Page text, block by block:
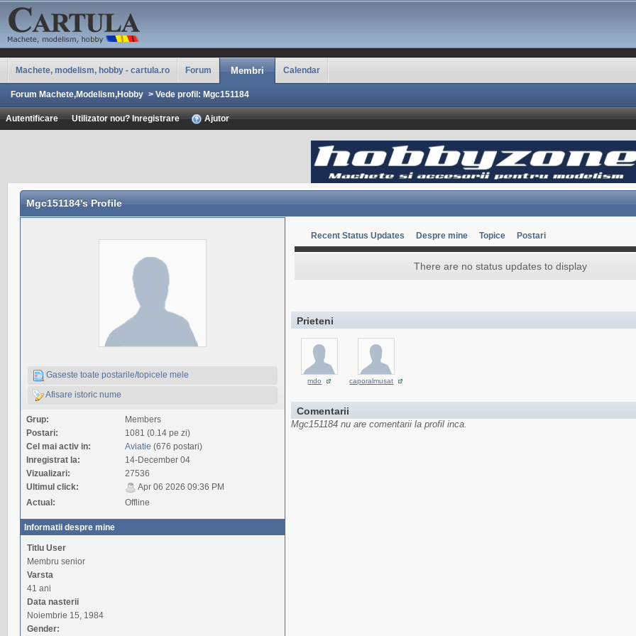
Machete, modelism, hobby - cartula.ro Forum Membri Calendar
Forum Machete,Modelism,Hobby > Vede profil: Mgc151184
Autentificare Utilizator nou? Inregistrare Ajutor
Mgc151184's Profile
Gaseste toate postarile/topicele mele
Afisare istoric nume
Grup:
Members
Postari:
1081 (0.14 pe zi)
Cel mai activ in:
Aviatie (676 postari)
Inregistrat la:
14-December 04
Vizualizari:
27536
Ultimul click:
Apr 06 2026 09:36 PM
Actual:
Offline
Informatii despre mine
Titlu User
Membru senior
Varsta
41 ani
Data nasterii
Noiembrie 15, 1984
Gender:
Recent Status Updates Despre mine Topice Postari
There are no status updates to display
Prieteni
mdo caporalmusat
Comentarii
Mgc151184 nu are comentarii la profil inca.